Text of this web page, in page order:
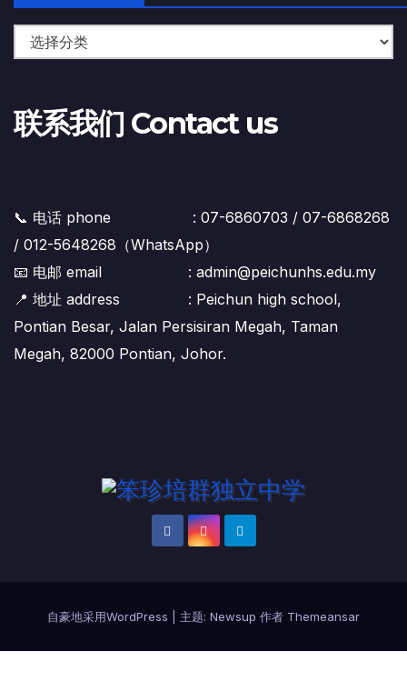
联系我们 Contact us
📞 电话 phone : 07-6860703 / 07-6868268
/ 012-5648268（WhatsApp）
📧 电邮 email : admin@peichunhs.edu.my
📍 地址 address : Peichun high school,
Pontian Besar, Jalan Persisiran Megah, Taman
Megah, 82000 Pontian, Johor.
自豪地采用WordPress 主题: Newsup 作者 Themeansar